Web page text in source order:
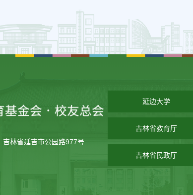
吉林省延吉市公园路977号
延边大学
吉林省教育厅
吉林省民政厅